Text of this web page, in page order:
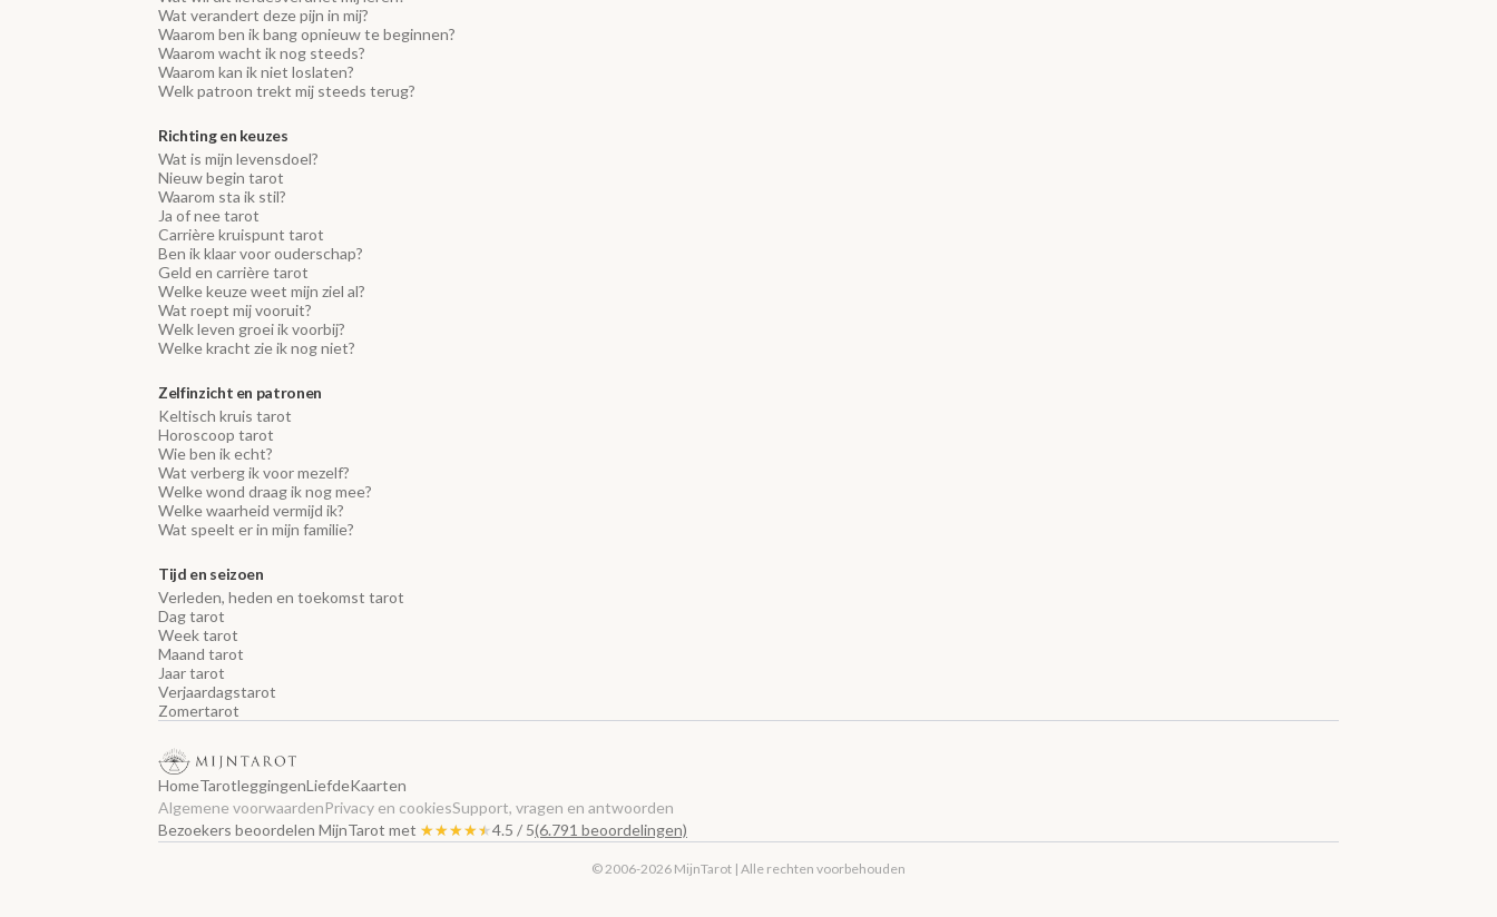
Wat verandert deze pijn in mij?
Waarom ben ik bang opnieuw te beginnen?
Waarom wacht ik nog steeds?
Waarom kan ik niet loslaten?
Welk patroon trekt mij steeds terug?
Richting en keuzes
Wat is mijn levensdoel?
Nieuw begin tarot
Waarom sta ik stil?
Ja of nee tarot
Carrière kruispunt tarot
Ben ik klaar voor ouderschap?
Geld en carrière tarot
Welke keuze weet mijn ziel al?
Wat roept mij vooruit?
Welk leven groei ik voorbij?
Welke kracht zie ik nog niet?
Zelfinzicht en patronen
Keltisch kruis tarot
Horoscoop tarot
Wie ben ik echt?
Wat verberg ik voor mezelf?
Welke wond draag ik nog mee?
Welke waarheid vermijd ik?
Wat speelt er in mijn familie?
Tijd en seizoen
Verleden, heden en toekomst tarot
Dag tarot
Week tarot
Maand tarot
Jaar tarot
Verjaardagstarot
Zomertarot
HomeTarotleggingenLiefdeKaarten
Algemene voorwaardenPrivacy en cookiesSupport, vragen en antwoorden
Bezoekers beoordelen MijnTarot met ★★★★★
★★★★★4.5 / 5(6.791 beoordelingen)
© 2006-2026 MijnTarot | Alle rechten voorbehouden